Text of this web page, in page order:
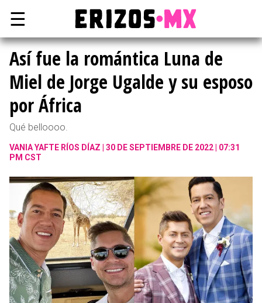
☰
Así fue la romántica Luna de
Miel de Jorge Ugalde y su esposo
por África
Qué belloooo.
VANIA YAFTE RÍOS DÍAZ
30 DE SEPTIEMBRE DE 2022 | 07:31
PM CST